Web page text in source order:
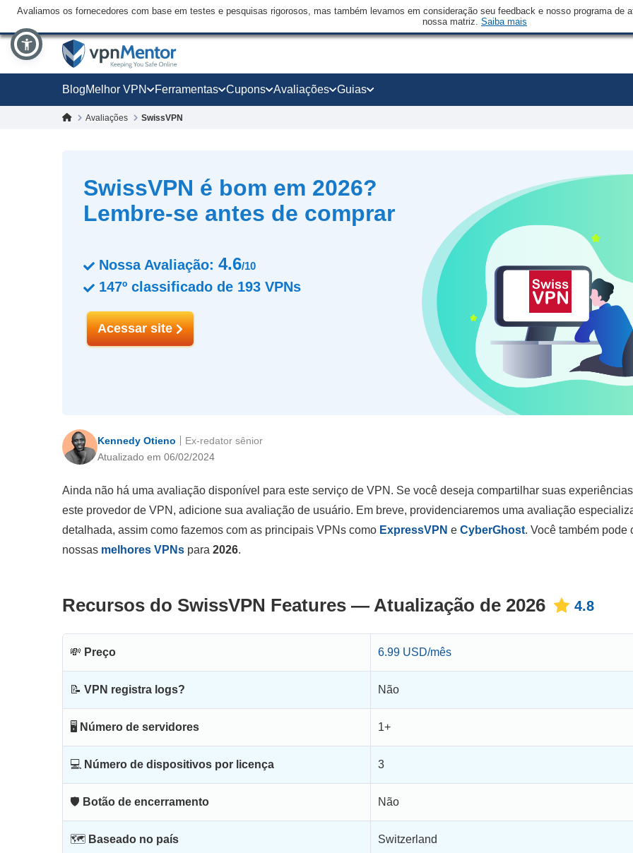
Avaliamos os fornecedores com base em testes e pesquisas rigorosos, mas também levamos em consideração seu feedback e nosso programa de
nossa matriz. Saiba mais
BlogMelhor VPN Ferramentas Cupons Avaliações Guias
Avaliações SwissVPN
SwissVPN é bom em 2026?
Lembre-se antes de comprar
Nossa Avaliação: 4.6/10
147º classificado de 193 VPNs
Acessar site
Kennedy Otieno
Atualizado em 06/02/2024
Ex-redator sênior
Ainda não há uma avaliação disponível para este serviço de VPN. Se você deseja compartilhar suas
este provedor de VPN, adicione sua avaliação de usuário. Em breve, providenciaremos uma avaliação
detalhada, assim como fazemos com as principais VPNs como ExpressVPN e CyberGhost. Você também pode
nossas melhores VPNs para 2026.
Recursos do SwissVPN Features — Atualização de 2026 4.8
💸 Preço 6.99 USD/mês
📝 VPN registra logs? Não
🖥 Número de servidores 1+
💻 Número de dispositivos por licença 3
🛡 Botão de encerramento Não
🗺 Baseado no país Switzerland